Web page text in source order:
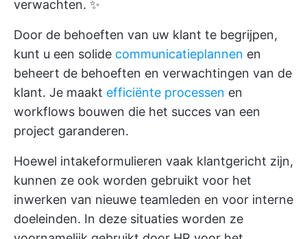
verwachten. ✨
Door de behoeften van uw klant te begrijpen,
kunt u een solide communicatieplannen en
beheert de behoeften en verwachtingen van de
klant. Je maakt efficiënte processen en
workflows bouwen die het succes van een
project garanderen.
Hoewel intakeformulieren vaak klantgericht zijn,
kunnen ze ook worden gebruikt voor het
inwerken van nieuwe teamleden en voor interne
doeleinden. In deze situaties worden ze